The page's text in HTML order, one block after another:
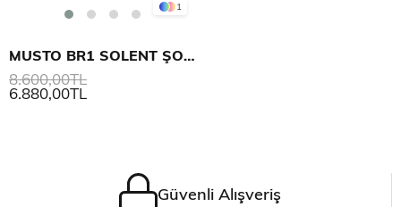
1
MUSTO BR1 SOLENT ŞORT
6.880,00TL
8.600,00TL
Güvenli Alışveriş